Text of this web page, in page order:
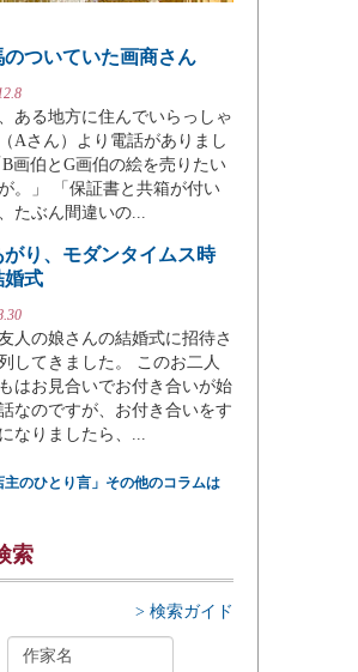
のついていた画商さん
ある地方に住んでいらっしゃ
Aさん）より電話がありまし
画伯とG画伯の絵を売りたい
。」 「保証書と共箱が付い
たぶん間違いの...
がり、モダンタイムス時
婚式
人の娘さんの結婚式に招待さ
してきました。 このお二人
はお見合いでお付き合いが始
なのですが、お付き合いをす
なりましたら、...
主のひとり言」その他のコラムは
索
> 検索ガイド